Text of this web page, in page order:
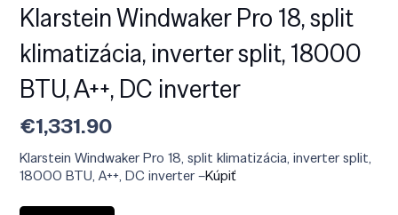
Klarstein Windwaker Pro 18, split
klimatizácia, inverter split, 18000
BTU, A++, DC inverter
€1,331.90
Klarstein Windwaker Pro 18, split klimatizácia, inverter split,
18000 BTU, A++, DC inverter –Kúpiť